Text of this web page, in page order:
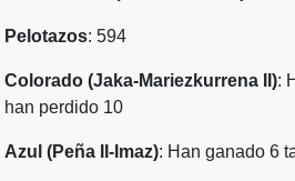
Pelotazos: 594
Colorado (Jaka-Mariezkurrena II):
han perdido 10
Azul (Peña II-Imaz): Han ganado 6